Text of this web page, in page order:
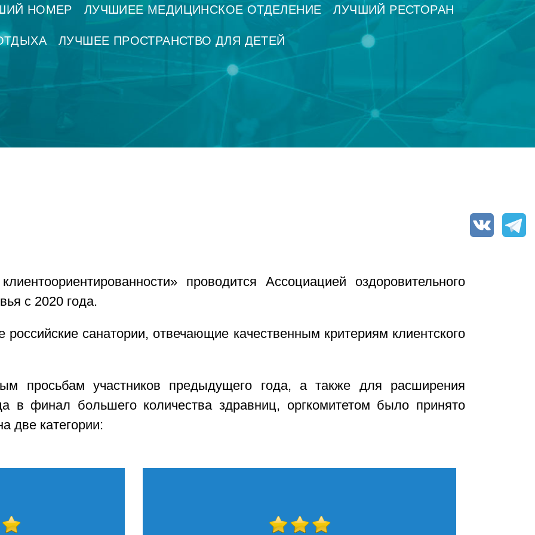
НОМЕР ЛУЧШИЕЕ МЕДИЦИНСКОЕ ОТДЕЛЕНИЕ ЛУЧШИЙ РЕСТОРАН
ЛУЧШЕЕ ПРОСТРАНСТВО ДЛЯ ДЕТЕЙ
проводится Ассоциацией оздоровительного
с 2020 года.
санатории, отвечающие качественным критериям клиентского
просьбам участников предыдущего года, а также для расширения
в финал большего количества здравниц, оргкомитетом было принято
две категории: